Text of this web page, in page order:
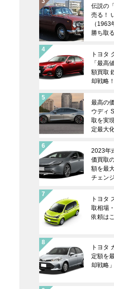
伝説の
売る！
（
勝ち取
トヨタ
「最高
額買取
却戦略！
最高の
ウディ
取を実
定最大
2023年
価買取
額を最
チェン
トヨタ
取相場
依頼は
トヨタ
定額を
却戦略」